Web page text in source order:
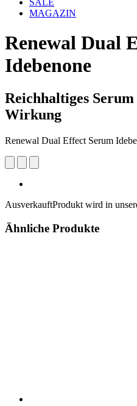
SALE
MAGAZIN
Renewal Dual
Idebenone
Reichhaltiges
Wirkung
Renewal Dual Effect Serum
AusverkauftProdukt wird in
Ähnliche Produkte